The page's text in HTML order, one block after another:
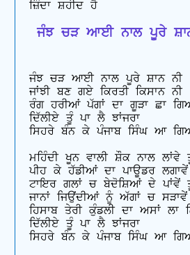
ਜੰਝ ਚੜ ਆਈ ਨਾਲ ਪੂਰੇ ਸ਼ਾਨ
ਜੰਝ ਚੜ ਆਈ ਨਾਲ ਪੂਰੇ ਸ਼ਾਨ ਨੀ
ਜਾਂਝੀ ਬਣ ਗਏ ਕਿਰਤੀ ਕਿਸਾਨ ਨੀ
ਰੰਗ ਹਰੀਆਂ ਪੱਗਾਂ ਦਾ ਗੂੜਾ ਛਾ
ਦਿੱਲੀਏ ਤੂੰ ਪਾ ਲੈ ਝਾਂਜਰਾ
ਸਿਹਰੇ ਬੰਨ ਕੇ ਪੰਜਾਬ ਸਿੰਘ ਆ
ਮਹਿੰਦੀ ਖੂਨ ਵਾਲੀ ਸ਼ੌਕ ਨਾਲ ਲਾਂਵੇ
ਪੀਹ ਕੇ ਹੱਡੀਆਂ ਦਾ ਪਾਊਡਰ
ਟਾਇਰ ਗਲਾਂ ਚ ਬੇਦੋਸ਼ਿਆਂ ਦੇ ਪਾਂਵੇਂ
ਜਾਨਾਂ ਜਿਉਂਦੀਆਂ ਨੂੰ ਅੱਗਾਂ ਚ
ਹਿਸਾਬ ਤੇਰੀ ਕੁੰਡਲੀ ਦਾ ਅਸਾਂ ਲਾ
ਦਿੱਲੀਏ ਤੂੰ ਪਾ ਲੈ ਝਾਂਜਰਾ
ਸਿਹਰੇ ਬੰਨ ਕੇ ਪੰਜਾਬ ਸਿੰਘ ਆ